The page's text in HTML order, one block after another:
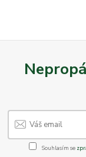
Souhlasím se